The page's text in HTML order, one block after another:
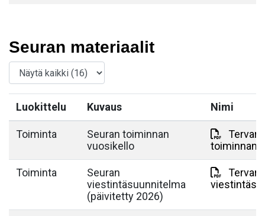
Seuran materiaalit
Luokittelu Kuvaus Nimi
Toiminta
Seuran toiminnan
vuosikello
toiminnan
Toiminta
Seuran
viestintäsuunnitelma
(päivitetty 2026)